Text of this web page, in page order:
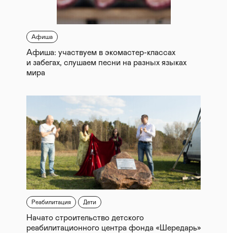
Афиша
Афиша: участвуем в экомастер-классах
и забегах, слушаем песни на разных языках
мира
Реабилитация Дети
Начато строительство детского
реабилитационного центра фонда «Шередарь»